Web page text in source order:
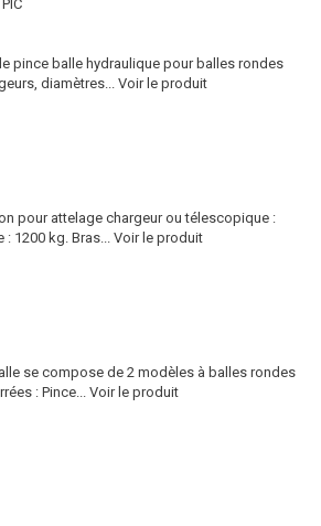
pince balle hydraulique pour balles rondes
diamètres...
Voir le produit
pour attelage chargeur ou télescopique :
1200 kg. Bras...
Voir le produit
se compose de 2 modèles à balles rondes
: Pince...
Voir le produit